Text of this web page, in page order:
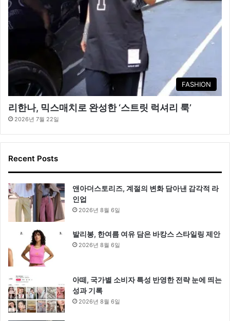
FASHION
리한나, 믹스매치로 완성한 ‘스트릿 럭셔리 룩’
2026년 7월 22일
Recent Posts
앤아더스토리즈, 계절의 변화 담아낸 감각적 라
인업
2026년 8월 6일
발리봉, 한여름 여유 담은 바캉스 스타일링 제안
2026년 8월 6일
아떼, 국가별 소비자 특성 반영한 전략 눈에 띄는
성과 기록
2026년 8월 6일